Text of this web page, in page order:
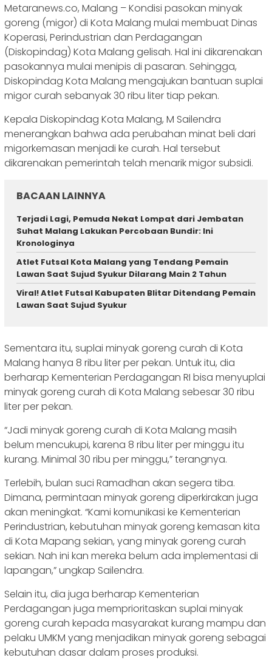
Metaranews.co, Malang – Kondisi pasokan minyak
goreng (migor) di Kota Malang mulai membuat Dinas
Koperasi, Perindustrian dan Perdagangan
(Diskopindag) Kota Malang gelisah. Hal ini dikarenakan
pasokannya mulai menipis di pasaran. Sehingga,
Diskopindag Kota Malang mengajukan bantuan suplai
migor curah sebanyak 30 ribu liter tiap pekan.
Kepala Diskopindag Kota Malang, M Sailendra
menerangkan bahwa ada perubahan minat beli dari
migorkemasan menjadi ke curah. Hal tersebut
dikarenakan pemerintah telah menarik migor subsidi.
BACAAN LAINNYA
Terjadi Lagi, Pemuda Nekat Lompat dari Jembatan
Suhat Malang Lakukan Percobaan Bundir: Ini
Kronologinya
Atlet Futsal Kota Malang yang Tendang Pemain
Lawan Saat Sujud Syukur Dilarang Main 2 Tahun
Viral! Atlet Futsal Kabupaten Blitar Ditendang Pemain
Lawan Saat Sujud Syukur
Sementara itu, suplai minyak goreng curah di Kota
Malang hanya 8 ribu liter per pekan. Untuk itu, dia
berharap Kementerian Perdagangan RI bisa menyuplai
minyak goreng curah di Kota Malang sebesar 30 ribu
liter per pekan.
“Jadi minyak goreng curah di Kota Malang masih
belum mencukupi, karena 8 ribu liter per minggu itu
kurang. Minimal 30 ribu per minggu,” terangnya.
Terlebih, bulan suci Ramadhan akan segera tiba.
Dimana, permintaan minyak goreng diperkirakan juga
akan meningkat. “Kami komunikasi ke Kementerian
Perindustrian, kebutuhan minyak goreng kemasan kita
di Kota Mapang sekian, yang minyak goreng curah
sekian. Nah ini kan mereka belum ada implementasi di
lapangan,” ungkap Sailendra.
Selain itu, dia juga berharap Kementerian
Perdagangan juga memprioritaskan suplai minyak
goreng curah kepada masyarakat kurang mampu dan
pelaku UMKM yang menjadikan minyak goreng sebagai
kebutuhan dasar dalam proses produksi.